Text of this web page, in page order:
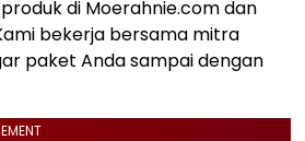
di Moerahnie.com dan
bekerja bersama mitra
paket Anda sampai dengan